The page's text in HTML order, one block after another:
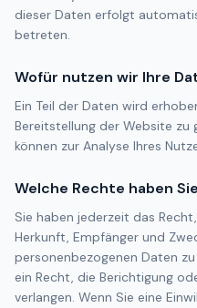
dieser Daten erfolgt
betreten.
Wofür nutzen wir Ihre
Ein Teil der Daten wird
Bereitstellung der Website zu
können zur Analyse Ihres
Welche Rechte haben
Sie haben jederzeit das
Herkunft, Empfänger und
personenbezogenen Daten
ein Recht, die Berichtigung
verlangen. Wenn Sie eine